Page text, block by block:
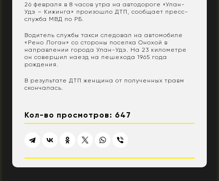
26 февраля в 8 часов утра на автодороге «Улан-
Удэ – Кижинга» произошло ДТП, сообщает пресс-
служба МВД по РБ.
Водитель службы такси следовал на автомобиле
«Рено Логан» со стороны поселка Онохой в
направлении города Улан-Удэ. На 23 километре
он совершил наезд на пешехода 1965 года
рождения.
В результате ДТП женщина от полученных травм
скончалась.
Кол-во просмотров: 647